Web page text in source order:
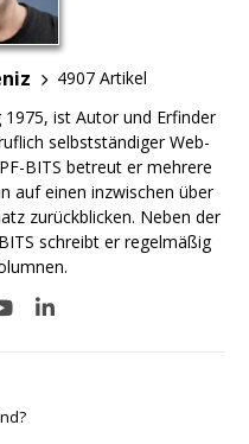
4907 Artikel
1975, ist Autor und Erfinder
selbstständiger Web-
BITS betreut er mehrere
auf einen inzwischen über
zurückblicken. Neben der
schreibt er regelmäßig